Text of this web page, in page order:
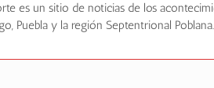
es un sitio de noticias de los
Puebla y la región Septentrional Poblana.